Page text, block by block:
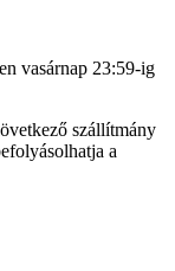
vasárnap 23:59-ig
szállítmány
a